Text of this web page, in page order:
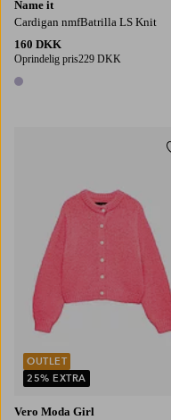
Name it
Cardigan nmfBatrilla LS Knit
160 DKK
Oprindelig pris229 DKK
1 farve
Vero Moda Girl
OUTLET
25% EXTRA